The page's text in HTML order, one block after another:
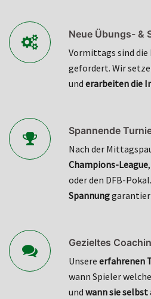
Neue Übungs- &
Vormittags sind die
gefordert. Wir
und erarbeiten die
Spannende
Nach der
Champions-League
oder den DFB-
Spannung
Gezieltes
Unsere erfahrenen
wann Spieler
und wann sie selbst